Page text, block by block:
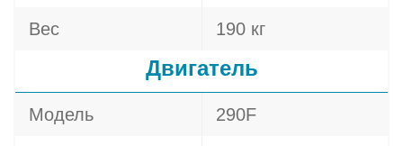
Вес 190 кг
Двигатель
Модель 290F